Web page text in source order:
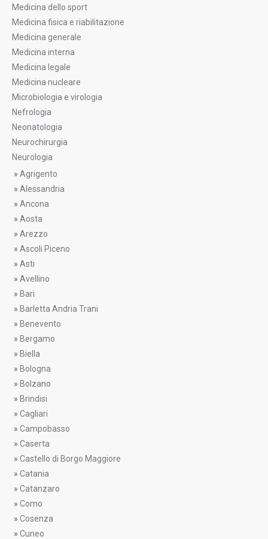
Medicina dello sport
Medicina fisica e riabilitazione
Medicina generale
Medicina interna
Medicina legale
Medicina nucleare
Microbiologia e virologia
Nefrologia
Neonatologia
Neurochirurgia
Neurologia
» Agrigento
» Alessandria
» Ancona
» Aosta
» Arezzo
» Ascoli Piceno
» Asti
» Avellino
» Bari
» Barletta Andria Trani
» Benevento
» Bergamo
» Biella
» Bologna
» Bolzano
» Brindisi
» Cagliari
» Campobasso
» Caserta
» Castello di Borgo Maggiore
» Catania
» Catanzaro
» Como
» Cosenza
» Cuneo